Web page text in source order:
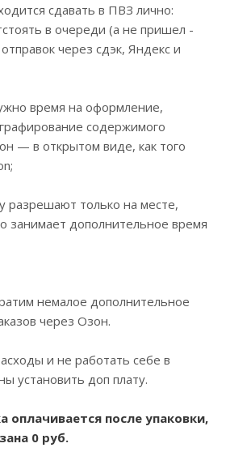
сдавать в ПВЗ лично:
в очереди (а не пришел -
через сдэк, Яндекс и
время на оформление,
содержимого
— в открытом виде, как того
разрешают только на месте,
занимает дополнительное время
немалое дополнительное
через Озон.
и не работать себе в
установить доп плату.
оплачивается после упаковки,
0 руб.